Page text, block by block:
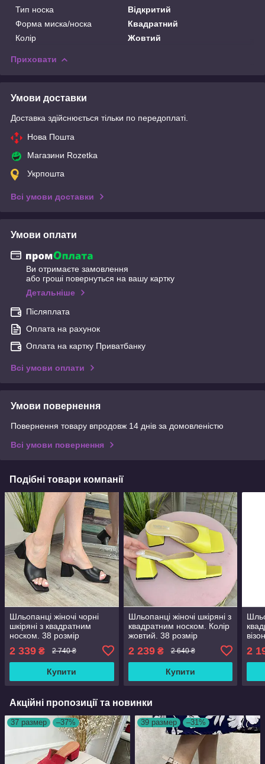
Тип носка
Відкритий
Форма миска/носка
Квадратний
Колір
Жовтий
Приховати
Умови доставки
Доставка здійснюється тільки по передоплаті.
Нова Пошта
Магазини Rozetka
Укрпошта
Всі умови доставки
Умови оплати
Ви отримаєте замовлення
або гроші повернуться на вашу картку
Детальніше
Післяплата
Оплата на рахунок
Оплата на картку Приватбанку
Всі умови оплати
Умови повернення
Повернення товару впродовж 14 днів за домовленістю
Всі умови повернення
Подібні товари компанії
Шльопанці жіночі чорні
шкіряні з квадратним
носком. 38 розмір
2 339 ₴ 2 740 ₴
Купити
Шльопанці жіночі шкіряні з
квадратним носком. Колір
жовтий. 38 розмір
2 239₴ 2 640 ₴
Купити
2
Акційні пропозиції та новинки
37 размер –37% 39 размер –31%